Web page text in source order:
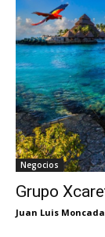
Negocios
Grupo
Juan Luis Moncada